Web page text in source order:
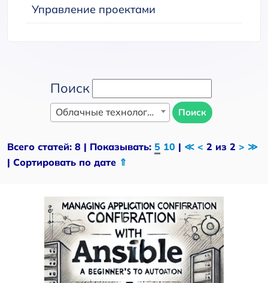
Управление проектами
Поиск
Облачные технологии Поиск
Всего статей: 8 | Показывать: 5 10 | ≪ < 2 из 2 > ≫
| Сортировать по дате ⇑